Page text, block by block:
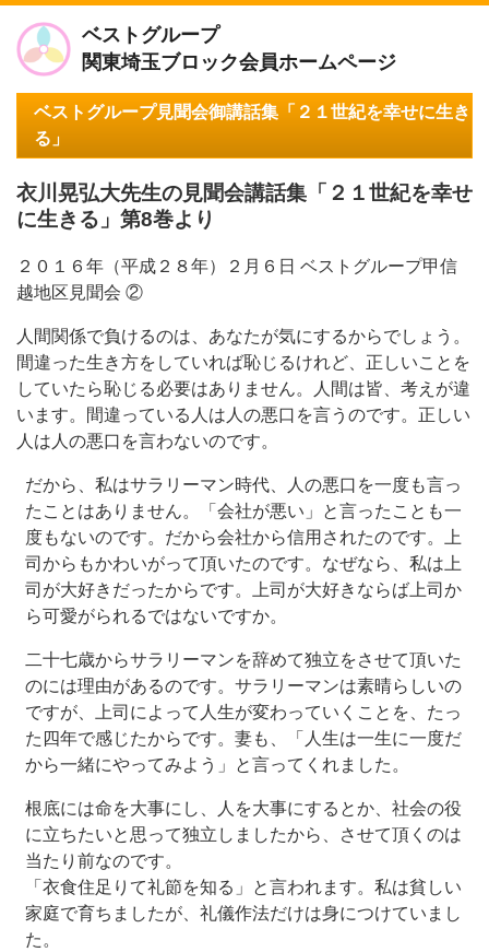
ベストグループ
関東埼玉ブロック会員ホームページ
ベストグループ見聞会御講話集「２１世紀を幸せに生き
る」
衣川晃弘大先生の見聞会講話集「２１世紀を幸せ
に生きる」第8巻より
２０１６年（平成２８年）２月６日 ベストグループ甲信
越地区見聞会 ②
人間関係で負けるのは、あなたが気にするからでしょう。
間違った生き方をしていれば恥じるけれど、正しいことを
していたら恥じる必要はありません。人間は皆、考えが違
います。間違っている人は人の悪口を言うのです。正しい
人は人の悪口を言わないのです。
だから、私はサラリーマン時代、人の悪口を一度も言っ
たことはありません。「会社が悪い」と言ったことも一
度もないのです。だから会社から信用されたのです。上
司からもかわいがって頂いたのです。なぜなら、私は上
司が大好きだったからです。上司が大好きならば上司か
ら可愛がられるではないですか。
二十七歳からサラリーマンを辞めて独立をさせて頂いた
のには理由があるのです。サラリーマンは素晴らしいの
ですが、上司によって人生が変わっていくことを、たっ
た四年で感じたからです。妻も、「人生は一生に一度だ
から一緒にやってみよう」と言ってくれました。
根底には命を大事にし、人を大事にするとか、社会の役
に立ちたいと思って独立しましたから、させて頂くのは
当たり前なのです。
「衣食住足りて礼節を知る」と言われます。私は貧しい
家庭で育ちましたが、礼儀作法だけは身につけていまし
た。